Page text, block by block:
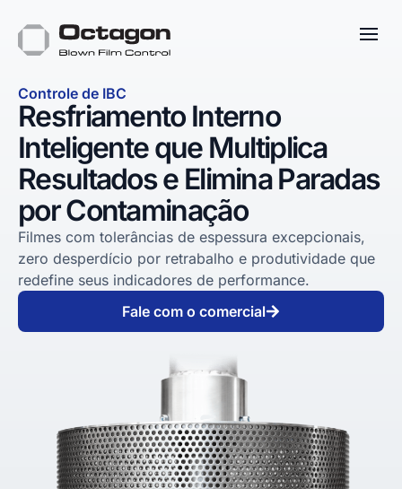
Controle de IBC
Resfriamento Interno
Inteligente que Multiplica
Resultados e Elimina Paradas
por Contaminação
Filmes com tolerâncias de espessura excepcionais,
zero desperdício por retrabalho e produtividade que
redefine seus indicadores de performance.
Fale com o comercial